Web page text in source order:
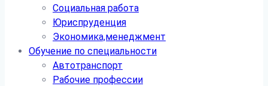
Социальная работа
Юриспруденция
Экономика,менеджмент
Обучение по специальности
Автотранспорт
Рабочие профессии